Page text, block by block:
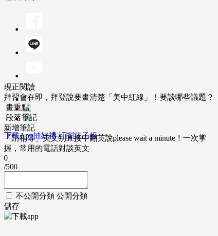
下載App抽好禮 訂閱電子報
現正閱讀
拜習會在即，拜登說要畫清楚「美中紅線」！要談哪些議題？
畫重點
段落筆記
新增筆記
「請稍等」英文別直接中翻英說please wait a minute！一次掌
握，常用的電話對談英文
0
/500
不公開分類 公開分類
儲存